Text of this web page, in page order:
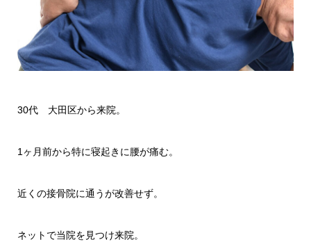
30代 大田区から来院。
1ヶ月前から特に寝起きに腰が痛む。
近くの接骨院に通うが改善せず。
ネットで当院を見つけ来院。